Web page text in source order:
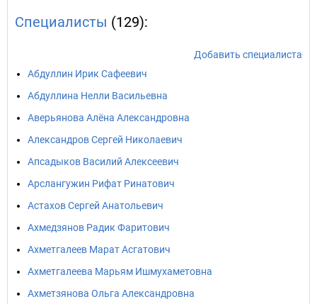
Специалисты (129):
Добавить специалиста
Абдуллин Ирик Сафеевич
Абдуллина Нелли Васильевна
Аверьянова Алёна Александровна
Александров Сергей Николаевич
Апсадыков Василий Алексеевич
Арслангужин Рифат Ринатович
Астахов Сергей Анатольевич
Ахмедзянов Радик Фаритович
Ахметгалеев Марат Асгатович
Ахметгалеева Марьям Ишмухаметовна
Ахметзянова Ольга Александровна